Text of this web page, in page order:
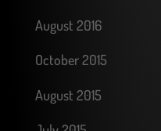
August 2016
October 2015
August 2015